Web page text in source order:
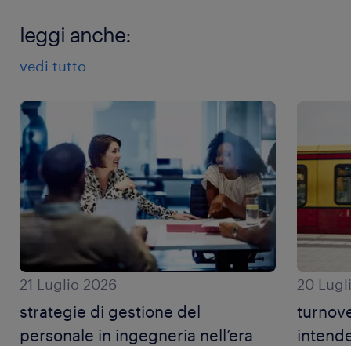
leggi anche:
vedi tutto
21 Luglio 2026
strategie di gestione del
personale in ingegneria nell’era
20